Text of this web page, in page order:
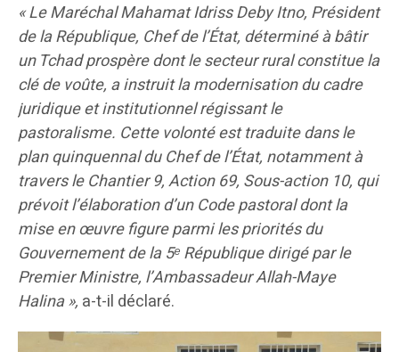
« Le Maréchal Mahamat Idriss Deby Itno, Président
de la République, Chef de l’État, déterminé à bâtir
un Tchad prospère dont le secteur rural constitue la
clé de voûte, a instruit la modernisation du cadre
juridique et institutionnel régissant le
pastoralisme. Cette volonté est traduite dans le
plan quinquennal du Chef de l’État, notamment à
travers le Chantier 9, Action 69, Sous-action 10, qui
prévoit l’élaboration d’un Code pastoral dont la
mise en œuvre figure parmi les priorités du
Gouvernement de la 5ᵉ République dirigé par le
Premier Ministre, l’Ambassadeur Allah-Maye
Halina », a-t-il déclaré.